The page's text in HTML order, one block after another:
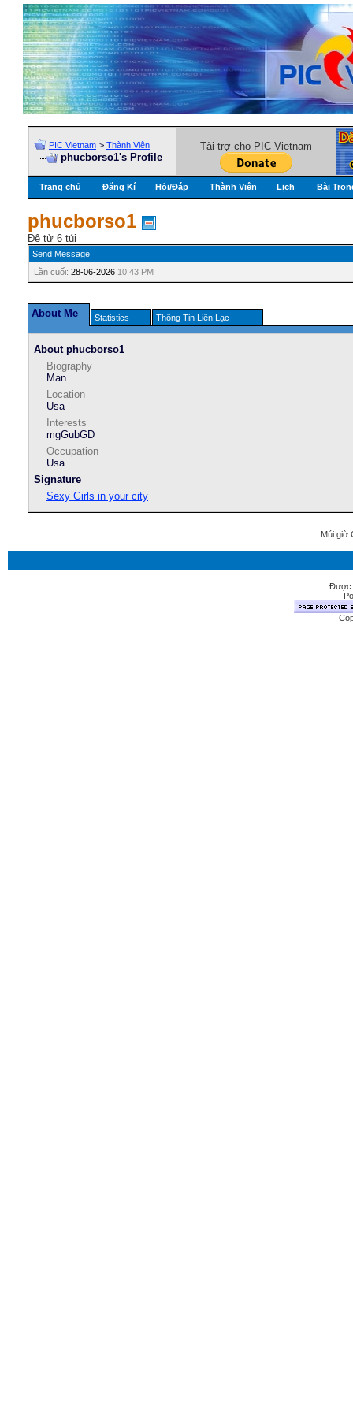
PIC Vietnam > Thành Viên
phucborso1's Profile
Tài trợ cho PIC Vietnam
Trang chủ Đăng Kí Hỏi/Ðáp Thành Viên Lịch Bài
phucborso1
Đệ tử 6 túi
Send Message
Lần cuối: 28-06-2026 10:43 PM
About Me Statistics Thông Tin Liên Lạc
About phucborso1
Biography
Man
Location
Usa
Interests
mgGubGD
Occupation
Usa
Signature
Sexy Girls in your city
Múi giờ
Được